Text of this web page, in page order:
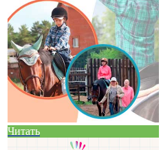
Читать